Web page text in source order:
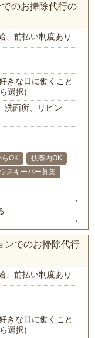
のお掃除代行の
、前払い制度あり
きな日に働くこと
選択)
洗面所、リビン
らOK
扶養内OK
スキーパー募集
ンでのお掃除代行
、前払い制度あり
きな日に働くこと
選択)